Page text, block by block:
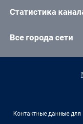
Статистика
Все города сети
Контактные данные для